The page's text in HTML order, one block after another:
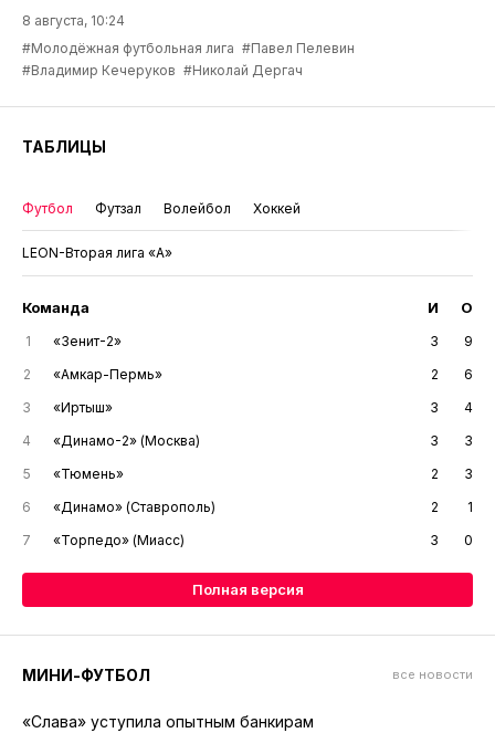
8 августа, 10:24
#Молодёжная футбольная лига #Павел Пелевин
#Владимир Кечеруков #Николай Дергач
ТАБЛИЦЫ
Футбол Футзал Волейбол Хоккей
LEON-Вторая лига «А»
Команда И О
1 «Зенит-2» 3
9
2
«Амкар-Пермь» 2
6
3
«Иртыш» 3
4
4
«Динамо-2» (Москва) 3
3
5
«Тюмень» 2
3
6
«Динамо» (Ставрополь) 2
1
7
«Торпедо» (Миасс) 3 0
Полная версия
МИНИ-ФУТБОЛ все новости
«Слава» уступила опытным банкирам